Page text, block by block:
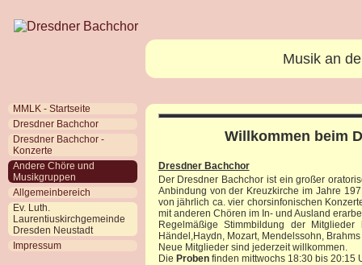
MMLK - Startseite
Dresdner Bachchor
Dresdner Bachchor -
Konzerte
Andere Chöre und
Musikgruppen
Allgemeinbereich
Ev. Luth.
Laurentiuskirchgemeinde
Dresden Neustadt
Impressum
Musik an
Willkommen beim
Dresdner Bachchor
Der Dresdner Bachchor ist ein großer
Anbindung von der Kreuzkirche im Jahre
von jährlich ca. vier chorsinfonischen
mit anderen Chören im In- und Ausland
Regelmäßige Stimmbildung der
Händel,Haydn, Mozart, Mendelssohn,
Neue Mitglieder sind jederzeit willkommen.
Die Probenfinden mittwochs 18:30 bis 20:15